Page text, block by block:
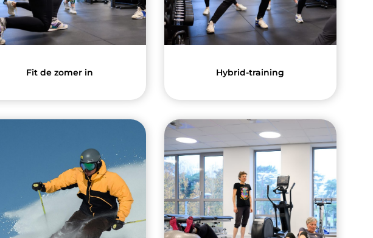
Fit de zomer in Hybrid-training